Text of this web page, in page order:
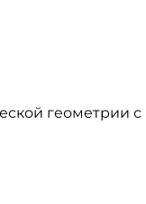
геометрии